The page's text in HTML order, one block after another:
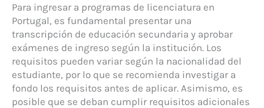
Para ingresar a programas de licenciatura en
Portugal, es fundamental presentar una
transcripción de educación secundaria y aprobar
exámenes de ingreso según la institución. Los
requisitos pueden variar según la nacionalidad del
estudiante, por lo que se recomienda investigar a
fondo los requisitos antes de aplicar. Asimismo, es
posible que se deban cumplir requisitos adicionales